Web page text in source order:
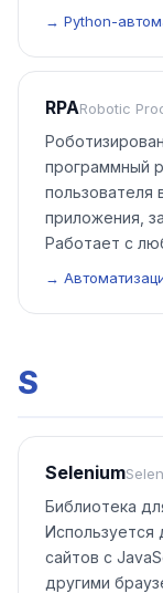
→ Python-
RPARobotic
программный
пользователя
приложения,
Работает с
→
S
Selenium
Библиотека
Используется
сайтов с
другими